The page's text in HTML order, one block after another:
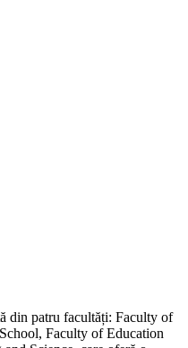
din patru facultăți: Faculty of
Faculty of Education